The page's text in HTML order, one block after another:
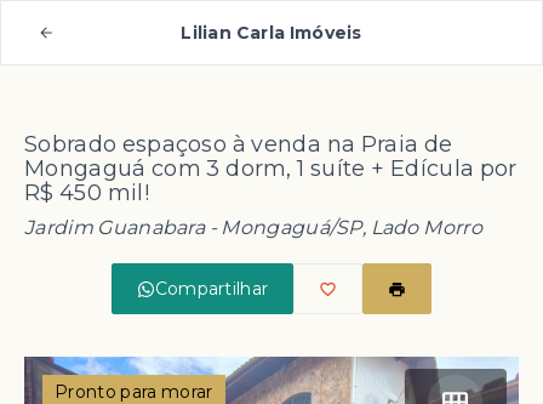
Lilian Carla Imóveis
Sobrado espaçoso à venda na Praia de
Mongaguá com 3 dorm, 1 suíte + Edícula por
R$ 450 mil!
Jardim Guanabara - Mongaguá/SP, Lado Morro
Compartilhar
Pronto para morar